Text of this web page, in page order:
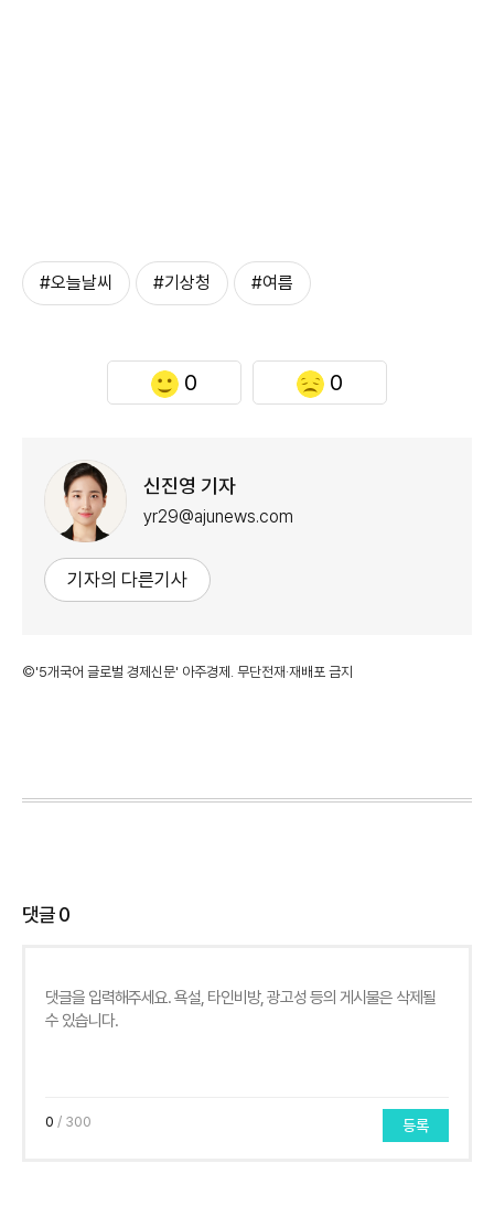
#오늘날씨 #기상청 #여름
0 0
신진영 기자
yr29@ajunews.com
기자의 다른기사
©'5개국어 글로벌 경제신문' 아주경제. 무단전재·재배포 금지
댓글0
0 / 300 등록